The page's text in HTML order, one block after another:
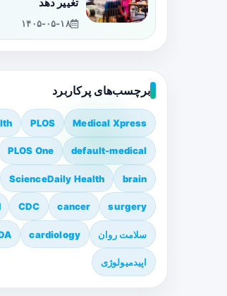
تغییر دهد
۱۴۰۵-۰۵-۱۸
برچسب‌های پرکاربرد
Medical Xpress
PLOS
default-medical
PLOS One
brain
ScienceDaily Health
surgery
cancer
CDC
سلامت روان cardiology
اپیدمیولوژی